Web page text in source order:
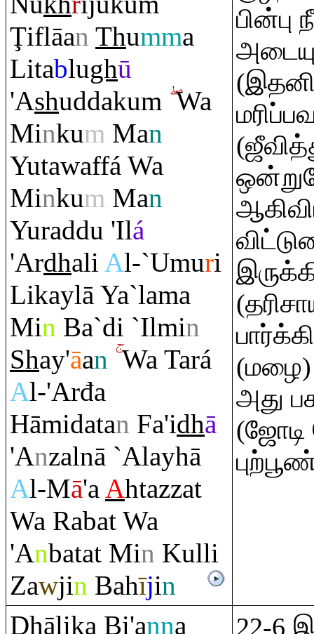
Ţiflāan Thumma
Litablughū
'Ashuddakum Wa
Minkum Man
Yutawaffá Wa
Minkum Man
Yuraddu 'Ilá
'Ardhali Al-`Umuri
Likaylā Ya`lama
Min Ba`di `Ilmin
Shay'āan Wa Tará
Al-'Arđa
Hāmidatan Fa'idhā
'Anzalnā `Alayhā
Al-Mā'aAhtazzat
Wa Rabat Wa
'Anbatat Min Kulli
Zawjin Bahījin
அது
Dhālika Bi'anna 22-6